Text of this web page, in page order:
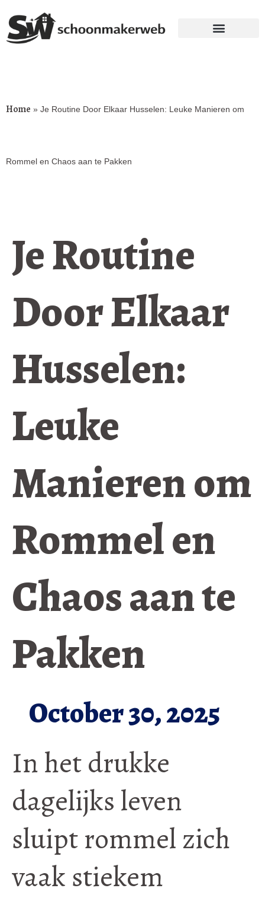
Home » Je Routine Door Elkaar Husselen: Leuke Manieren om
Rommel en Chaos aan te Pakken
Je Routine
Door Elkaar
Husselen:
Leuke
Manieren om
Rommel en
Chaos aan te
Pakken
October 30, 2025
In het drukke
dagelijks leven
sluipt rommel zich
vaak stiekem